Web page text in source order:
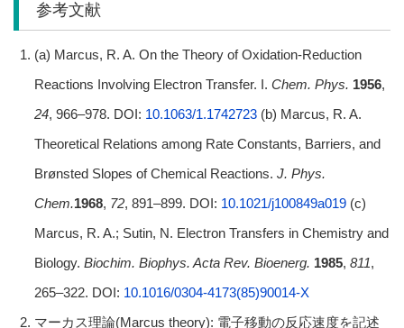
参考文献
(a) Marcus, R. A. On the Theory of Oxidation‐Reduction
Reactions Involving Electron Transfer. I. Chem. Phys. 1956,
24, 966–978. DOI: 10.1063/1.1742723(b) Marcus, R. A.
Theoretical Relations among Rate Constants, Barriers, and
Brønsted Slopes of Chemical Reactions. J. Phys.
Chem.1968, 72, 891–899. DOI: 10.1021/j100849a019(c)
Marcus, R. A.; Sutin, N. Electron Transfers in Chemistry and
Biology. Biochim. Biophys. Acta Rev. Bioenerg. 1985, 811,
265–322. DOI: 10.1016/0304-4173(85)90014-X
マーカス理論(Marcus theory): 電子移動の反応速度を記述